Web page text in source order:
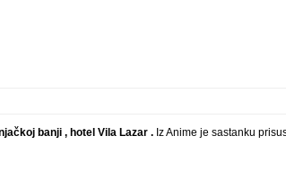
banji , hotel Vila Lazar . Iz Anime je sastanku